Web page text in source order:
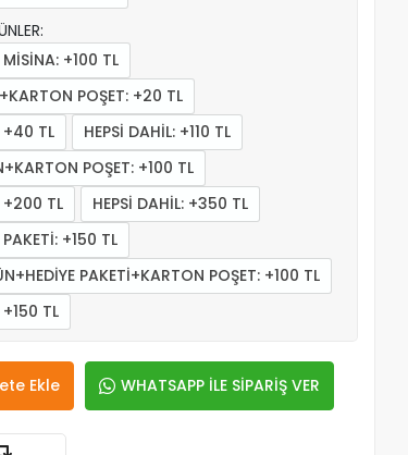
MİSİNA: +100 TL
POŞET: +20 TL
+40 TL
HEPSİ DAHİL: +110 TL
POŞET: +100 TL
+200 TL
HEPSİ DAHİL: +350 TL
+150 TL
PAKETİ+KARTON POŞET: +100 TL
+150 TL
Ekle WHATSAPP İLE SİPARİŞ VER